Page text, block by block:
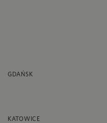
GDAŃSK
KATOWICE